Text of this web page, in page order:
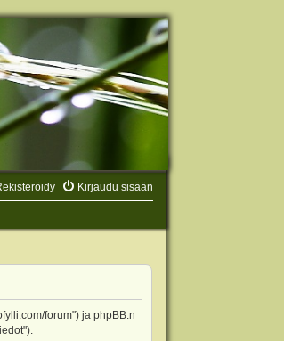
Kirjaudu sisään
forum") ja phpBB:n